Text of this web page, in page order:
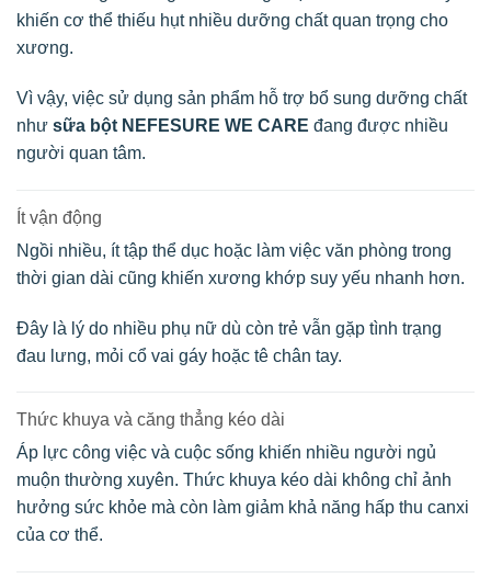
khiến cơ thể thiếu hụt nhiều dưỡng chất quan trọng cho
xương.
Vì vậy, việc sử dụng sản phẩm hỗ trợ bổ sung dưỡng chất
như sữa bột NEFESURE WE CARE đang được nhiều
người quan tâm.
Ít vận động
Ngồi nhiều, ít tập thể dục hoặc làm việc văn phòng trong
thời gian dài cũng khiến xương khớp suy yếu nhanh hơn.
Đây là lý do nhiều phụ nữ dù còn trẻ vẫn gặp tình trạng
đau lưng, mỏi cổ vai gáy hoặc tê chân tay.
Thức khuya và căng thẳng kéo dài
Áp lực công việc và cuộc sống khiến nhiều người ngủ
muộn thường xuyên. Thức khuya kéo dài không chỉ ảnh
hưởng sức khỏe mà còn làm giảm khả năng hấp thu canxi
của cơ thể.